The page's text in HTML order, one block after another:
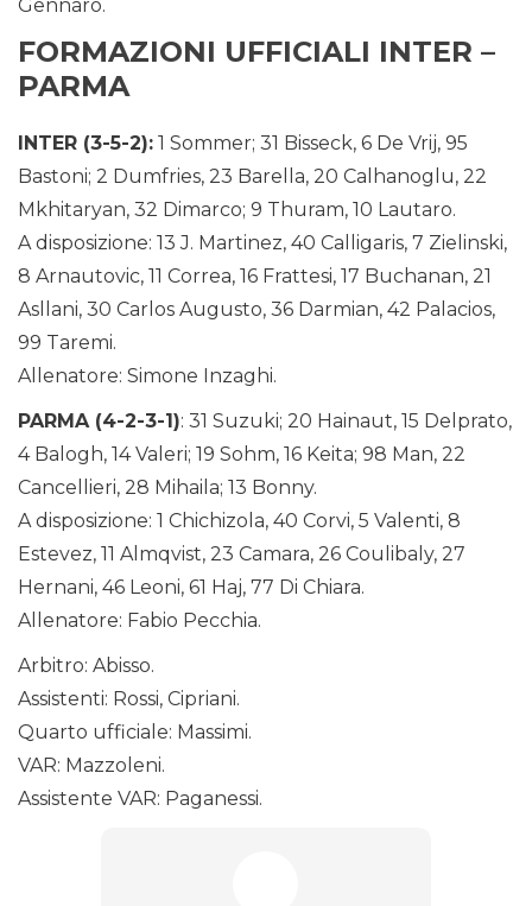
Gennaro.
FORMAZIONI UFFICIALI INTER –
PARMA
INTER (3-5-2): 1 Sommer; 31 Bisseck, 6 De Vrij, 95
Bastoni; 2 Dumfries, 23 Barella, 20 Calhanoglu, 22
Mkhitaryan, 32 Dimarco; 9 Thuram, 10 Lautaro.
A disposizione: 13 J. Martinez, 40 Calligaris, 7 Zielinski,
8 Arnautovic, 11 Correa, 16 Frattesi, 17 Buchanan, 21
Asllani, 30 Carlos Augusto, 36 Darmian, 42 Palacios,
99 Taremi.
Allenatore: Simone Inzaghi.
PARMA (4-2-3-1): 31 Suzuki; 20 Hainaut, 15 Delprato,
4 Balogh, 14 Valeri; 19 Sohm, 16 Keita; 98 Man, 22
Cancellieri, 28 Mihaila; 13 Bonny.
A disposizione: 1 Chichizola, 40 Corvi, 5 Valenti, 8
Estevez, 11 Almqvist, 23 Camara, 26 Coulibaly, 27
Hernani, 46 Leoni, 61 Haj, 77 Di Chiara.
Allenatore: Fabio Pecchia.
Arbitro: Abisso.
Assistenti: Rossi, Cipriani.
Quarto ufficiale: Massimi.
VAR: Mazzoleni.
Assistente VAR: Paganessi.